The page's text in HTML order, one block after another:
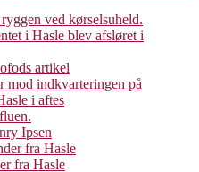
ved kørselsuheld.
i Hasle blev afsløret i
artikel
mod indkvarteringen på
i aftes
Ipsen
fra Hasle
fra Hasle